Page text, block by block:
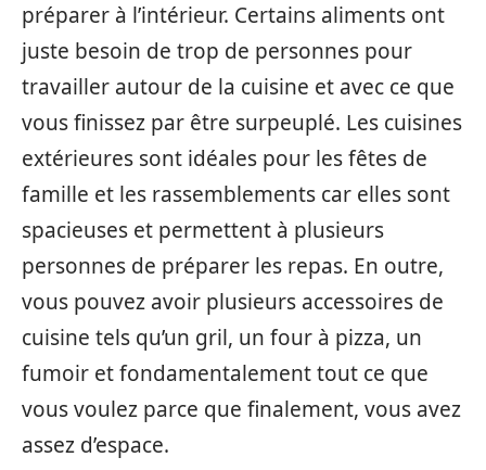
préparer à l’intérieur. Certains aliments ont
juste besoin de trop de personnes pour
travailler autour de la cuisine et avec ce que
vous finissez par être surpeuplé. Les cuisines
extérieures sont idéales pour les fêtes de
famille et les rassemblements car elles sont
spacieuses et permettent à plusieurs
personnes de préparer les repas. En outre,
vous pouvez avoir plusieurs accessoires de
cuisine tels qu’un gril, un four à pizza, un
fumoir et fondamentalement tout ce que
vous voulez parce que finalement, vous avez
assez d’espace.